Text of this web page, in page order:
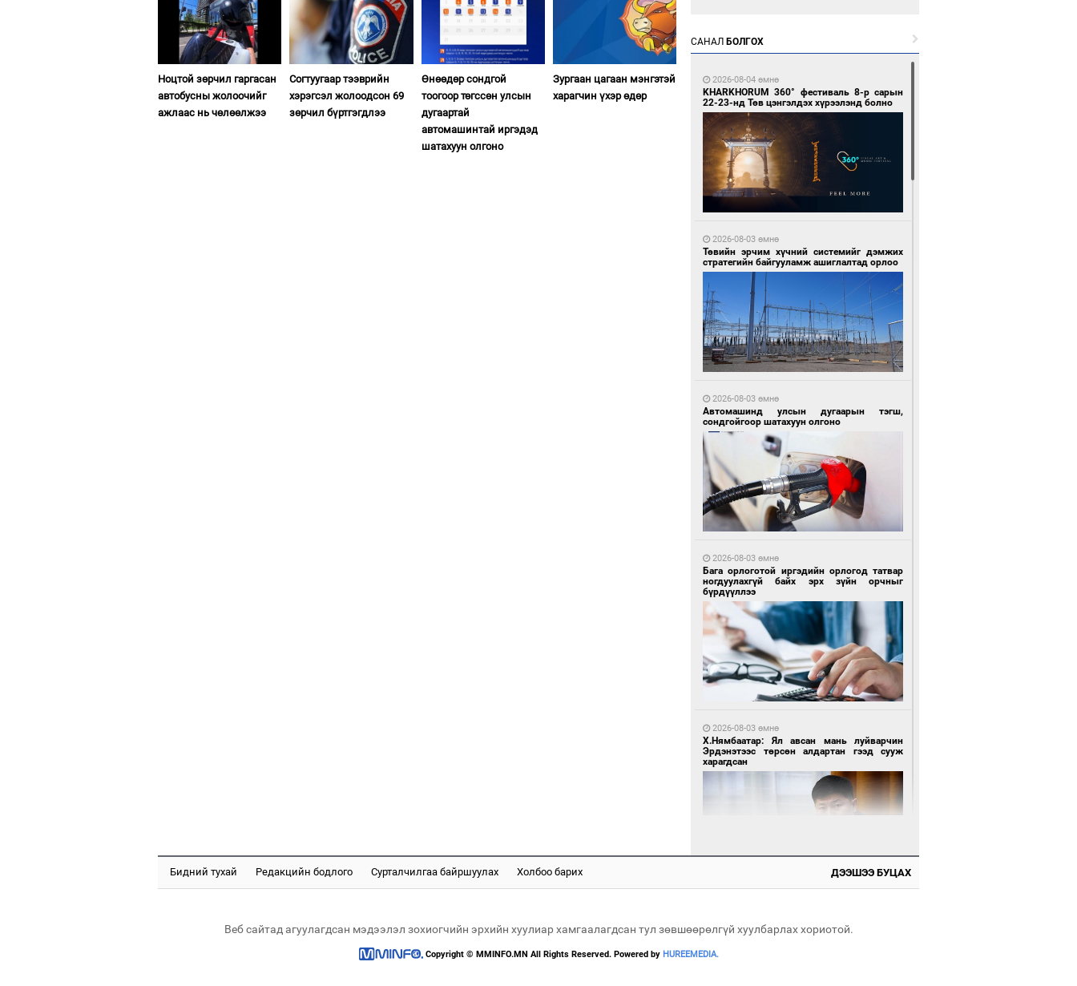
Ноцтой зөрчил гаргасан
автобусны жолоочийг
ажлаас нь чөлөөлжээ
Согтуугаар тээврийн
хэрэгсэл жолоодсон 69
зөрчил бүртгэгдлээ
Өнөөдөр сондгой
тоогоор төгссөн улсын
дугаартай
автомашинтай иргэдэд
шатахуун олгоно
Зургаан цагаан мэнгэтэй
харагчин үхэр өдөр
13 цагийн өмнө өмнө
Өнөөдөр сондгой тоогоор төгссөн улсын
дугаартай автомашинтай иргэдэд шатахуун
олгоно
13 цагийн өмнө өмнө
УИХ-ын дарга С.Бямбацогт Сутай хайрхны
тэнгэрийг тахих тахилгад оролцлоо
13 цагийн өмнө өмнө
Зургаан цагаан мэнгэтэй харагчин үхэр
өдөр
13 цагийн өмнө өмнө
Бороо орохгүй, өдөртөө 28-30 хэм дулаан
байна
САНАЛ БОЛГОХ
2026-08-04 өмнө
KHARKHORUM 360° фестиваль 8-р сарын
22-23-нд Төв цэнгэлдэх хүрээлэнд болно
2026-08-03 өмнө
Төвийн эрчим хүчний системийг дэмжих
стратегийн байгууламж ашиглалтад орлоо
2026-08-03 өмнө
Автомашинд улсын дугаарын тэгш,
сондгойгоор шатахуун олгоно
2026-08-03 өмнө
Бага орлоготой иргэдийн орлогод татвар
ногдуулахгүй байх эрх зүйн орчныг
бүрдүүллээ
2026-08-03 өмнө
Х.Нямбаатар: Ял авсан мань луйварчин
Эрдэнэтээс төрсөн алдартан гээд сууж
харагдсан
Бидний тухай Редакцийн бодлого Сурталчилгаа байршуулах Холбоо барих ДЭЭШЭЭ БУЦАХ
Веб сайтад агуулагдсан мэдээлэл зохиогчийн эрхийн хуулиар хамгаалагдсан тул зөвшөөрөлгүй хуулбарлах хориотой.
Copyright © MMINFO.MN All Rights Reserved. Powered by HUREEMEDIA.